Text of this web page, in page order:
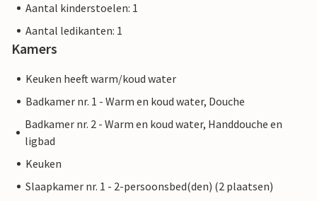
Aantal kinderstoelen: 1
Aantal ledikanten: 1
Kamers
Keuken heeft warm/koud water
Badkamer nr. 1 - Warm en koud water, Douche
Badkamer nr. 2 - Warm en koud water, Handdouche en
ligbad
Keuken
Slaapkamer nr. 1 - 2-persoonsbed(den) (2 plaatsen)